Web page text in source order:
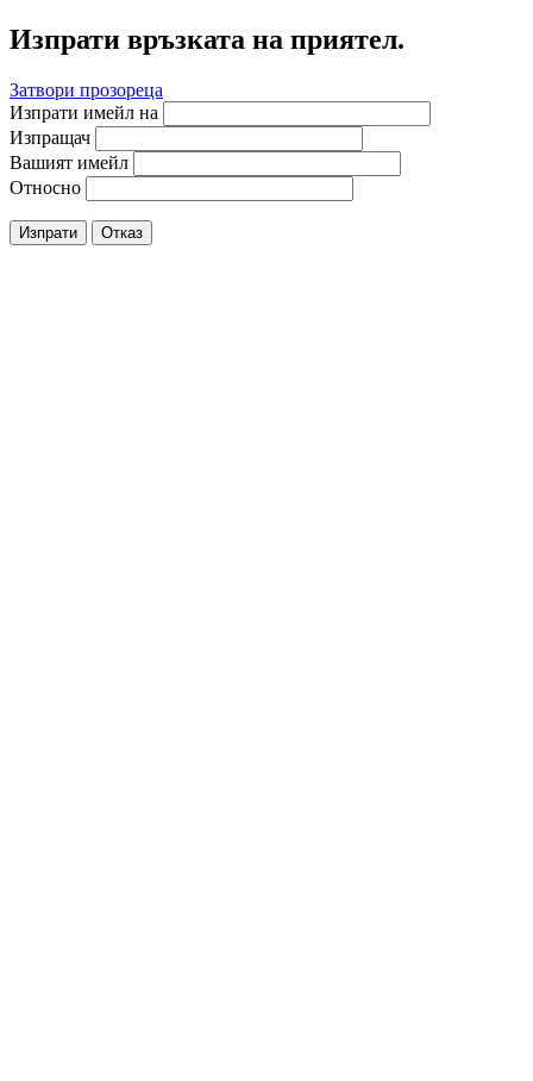
Изпрати връзката на приятел.
Затвори прозореца
Изпрати имейл на
Изпращач
Вашият имейл
Относно
Изпрати Отказ